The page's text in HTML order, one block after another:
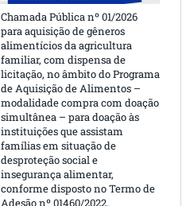
Chamada Pública nº 01/2026
para aquisição de gêneros
alimentícios da agricultura
familiar, com dispensa de
licitação, no âmbito do Programa
de Aquisição de Alimentos –
modalidade compra com doação
simultânea – para doação às
instituições que assistam
famílias em situação de
desproteção social e
insegurança alimentar,
conforme disposto no Termo de
Adesão nº 01460/2022.